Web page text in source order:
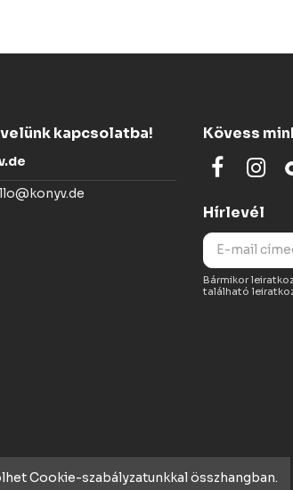
kapcsolatba! Kövess
Hírlevél
Bármikor
található
Cookie-szabályzatunkkal összhangban.